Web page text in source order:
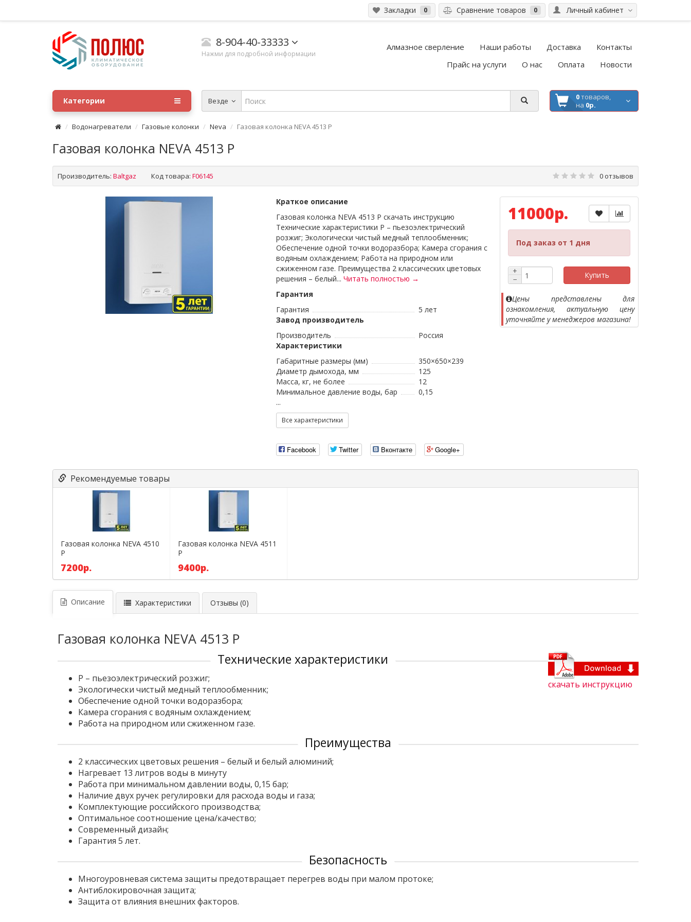
Личный кабинет
Закладки 0 Сравнение товаров 0
8-904-40-33333
Нажми для подробной информации
Алмазное сверление Наши работы Доставка
Контакты
Прайс на услуги
О нас Оплата Новости
Везде 0товаров,
на 0р.
Категории
Водонагреватели Газовые колонки Neva Газовая колонка NEVA 4513 P
Газовая колонка NEVA 4513 P
Производитель: Baltgaz Код товара: F06145 0 отзывов
Краткое описание
Газовая колонка NEVA 4513 P скачать инструкцию
Технические характеристики P – пьезоэлектрический
розжиг; Экологически чистый медный теплообменник;
Обеспечение одной точки водоразбора; Камера сгорания с
водяным охлаждением; Работа на природном или
сжиженном газе. Преимущества 2 классических цветовых
решения – белый... Читать полностью →
Гарантия
Гарантия
5 лет
Завод производитель
Производитель
Россия
Характеристики
Габаритные размеры (мм)
350×650×239
Диаметр дымохода, мм
125
Масса, кг, не более
12
Минимальное давление воды, бар
0,15
...
Все характеристики
Facebook Twitter Вконтакте Google+
11000р.
Под заказ от 1 дня
+
−
Купить
Цены представлены для
ознакомления, актуальную цену
уточняйте у менеджеров магазина!
Рекомендуемые товары
Газовая колонка NEVA 4510
P
7200р.
Газовая колонка NEVA 4511
P
9400р.
Описание Характеристики Отзывы (0)
Газовая колонка NEVA 4513 P
скачать инструкцию
Технические характеристики
P – пьезоэлектрический розжиг;
Экологически чистый медный теплообменник;
Обеспечение одной точки водоразбора;
Камера сгорания с водяным охлаждением;
Работа на природном или сжиженном газе.
Преимущества
2 классических цветовых решения – белый и белый алюминий;
Нагревает 13 литров воды в минуту
Работа при минимальном давлении воды, 0,15 бар;
Наличие двух ручек регулировки для расхода воды и газа;
Комплектующие российского производства;
Оптимальное соотношение цена/качество;
Современный дизайн;
Гарантия 5 лет.
Безопасность
Многоуровневая система защиты предотвращает перегрев воды при малом протоке;
Антиблокировочная защита;
Защита от влияния внешних факторов.